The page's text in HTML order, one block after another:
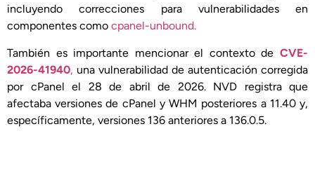
incluyendo correcciones para vulnerabilidades en
componentes como cpanel-unbound.
También es importante mencionar el contexto de CVE-
2026-41940, una vulnerabilidad de autenticación corregida
por cPanel el 28 de abril de 2026. NVD registra que
afectaba versiones de cPanel y WHM posteriores a 11.40 y,
específicamente, versiones 136 anteriores a 136.0.5.